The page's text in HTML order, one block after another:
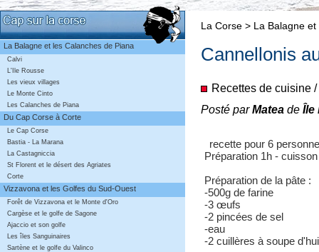
La Balagne et les Calanches de Piana
Calvi
L'Ile Rousse
Les vieux villages
Le Monte Cinto
Les Calanches de Piana
Du Cap Corse à Corte
Le Cap Corse
Bastia - La Marana
La Castagniccia
St Florent et le désert des Agriates
Corte
Vizzavona et les Golfes du Sud-Ouest
Forêt de Vizzavona et le Monte d'Oro
Cargèse et le golfe de Sagone
Ajaccio et son golfe
Les îles Sanguinaires
Sartène et le golfe du Valinco
La Corse > La Balagne
Cannellonis
Recettes de cuisine
Posté parMatea de Île
recette pour 6
Préparation 1h -
Préparation de la pâte :
-500g de farine
-3 œufs
-2 pincées de sel
-eau
-2 cuillères à soupe